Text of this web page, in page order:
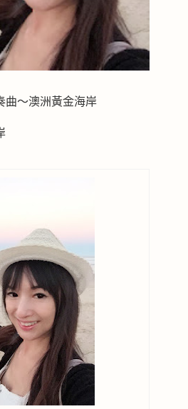
曲～澳洲黃金海岸